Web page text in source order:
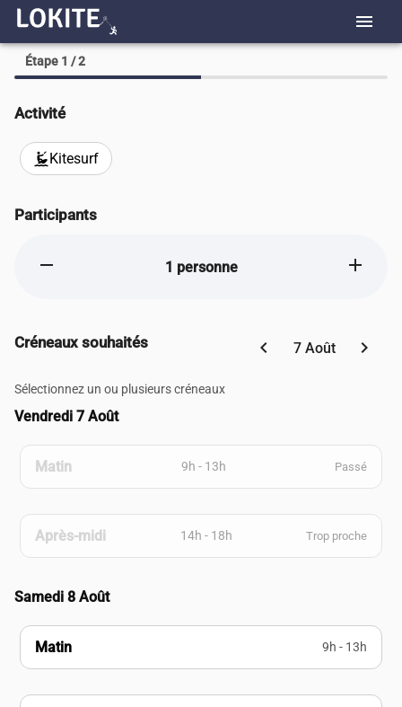
menu
Étape 1 / 2
Activité
kitesurfingKitesurf
Participants
remove 1 personne add
Créneaux souhaités chevron_left 7 Août chevron_right
Sélectionnez un ou plusieurs créneaux
Vendredi 7 Août
Matin 9h - 13h Passé
Après-midi 14h - 18h Trop proche
Samedi 8 Août
Matin 9h - 13h